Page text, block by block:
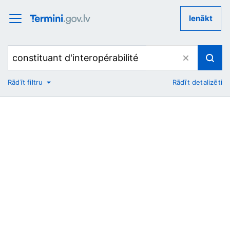
Ienākt
No
Rādīt filtru Rādīt detalizēti